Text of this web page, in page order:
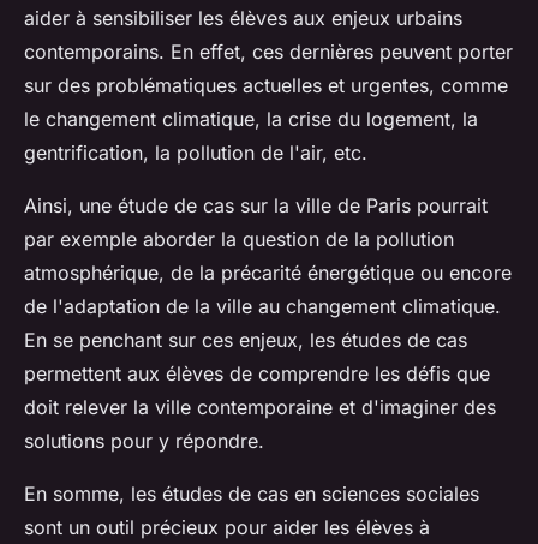
aider à sensibiliser les élèves aux enjeux urbains
contemporains. En effet, ces dernières peuvent porter
sur des problématiques actuelles et urgentes, comme
le changement climatique, la crise du logement, la
gentrification, la pollution de l'air, etc.
Ainsi, une étude de cas sur la ville de Paris pourrait
par exemple aborder la question de la pollution
atmosphérique, de la précarité énergétique ou encore
de l'adaptation de la ville au changement climatique.
En se penchant sur ces enjeux, les études de cas
permettent aux élèves de comprendre les défis que
doit relever la ville contemporaine et d'imaginer des
solutions pour y répondre.
En somme, les études de cas en sciences sociales
sont un outil précieux pour aider les élèves à